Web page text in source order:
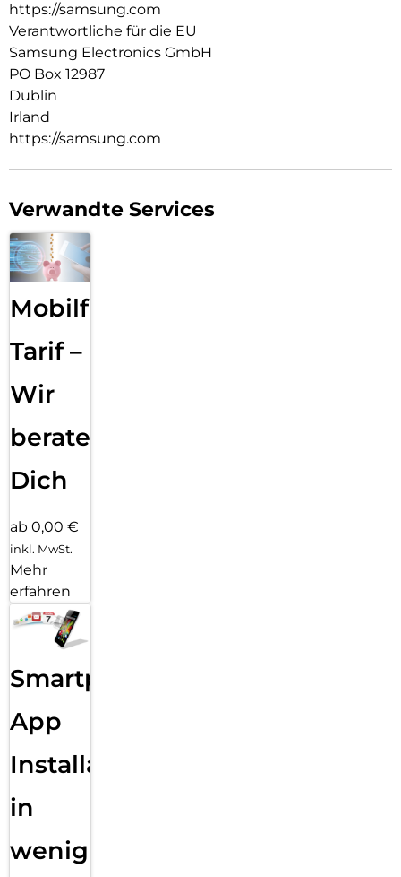
https://samsung.com
Verantwortliche für die EU
Samsung Electronics GmbH
PO Box 12987
Dublin
Irland
https://samsung.com
Verwandte Services
Mobilfunk
Tarif –
Wir
beraten
Dich
ab 0,00 €
inkl. MwSt.
Mehr
erfahren
Smartphone
App
Installation
in
wenigen